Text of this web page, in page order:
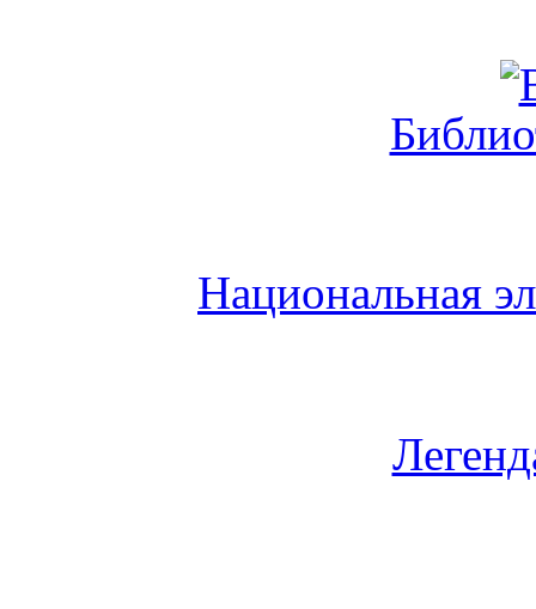
Национальная